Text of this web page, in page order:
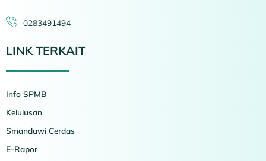
0283491494
LINK TERKAIT
Info SPMB
Kelulusan
Smandawi Cerdas
E-Rapor